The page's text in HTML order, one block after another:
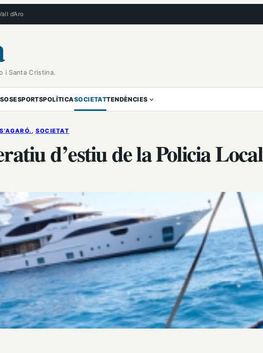
d’Aro
i Santa Cristina.
ESPORTSPOLÍTICASOCIETATTENDÈNCIES
, SOCIETAT
d’estiu de la Policia Local